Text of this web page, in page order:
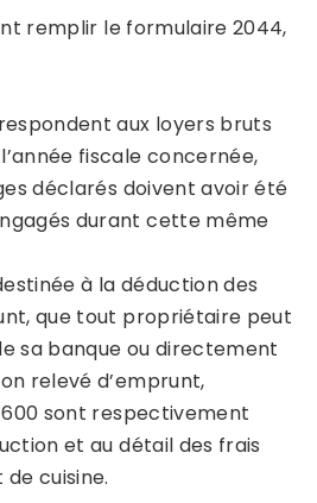
remplir le formulaire 2044,
aux loyers bruts
fiscale concernée,
déclarés doivent avoir été
durant cette même
à la déduction des
que tout propriétaire peut
sa banque ou directement
relevé d’emprunt,
sont respectivement
et au détail des frais
cuisine.